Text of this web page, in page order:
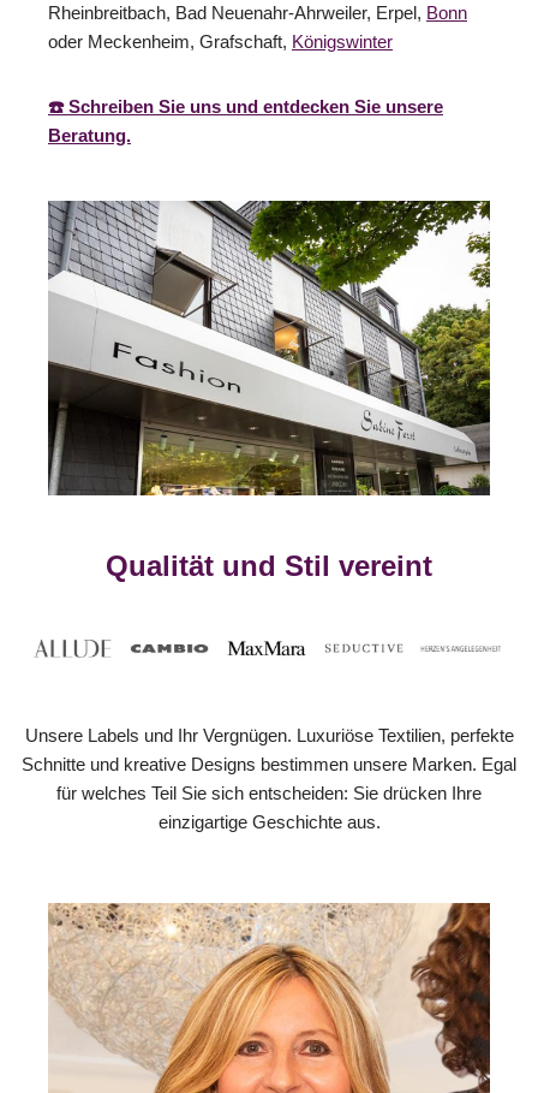
Rheinbreitbach, Bad Neuenahr-Ahrweiler, Erpel, Bonn
oder Meckenheim, Grafschaft, Königswinter
☎️ Schreiben Sie uns und entdecken Sie unsere
Beratung.
Qualität und Stil vereint
Unsere Labels und Ihr Vergnügen. Luxuriöse Textilien, perfekte
Schnitte und kreative Designs bestimmen unsere Marken. Egal
für welches Teil Sie sich entscheiden: Sie drücken Ihre
einzigartige Geschichte aus.